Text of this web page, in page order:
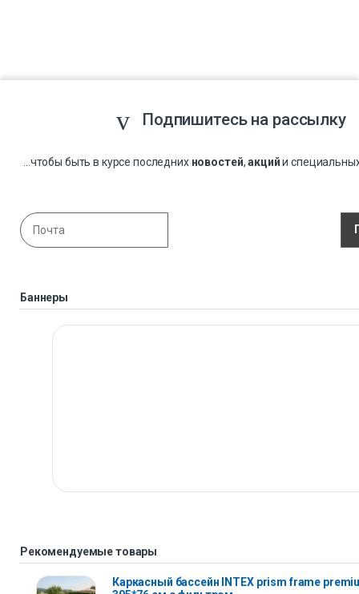
Подпишитесь на рассылку
...чтобы быть в курсе последних новостей,акцийи
Баннеры
Рекомендуемые товары
Каркасный бассейн INTEX prism frame